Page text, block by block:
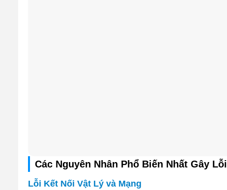
Các Nguyên Nhân Phổ Biến Nhất Gây Lỗi
Lỗi Kết Nối Vật Lý và Mạng